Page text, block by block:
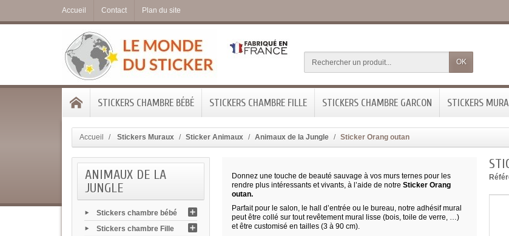
Accueil Contact Plan du site
OK
STICKERS CHAMBRE BÉBÉ STICKERS CHAMBRE FILLE STICKERS CHAMBRE GARCON STICKERS
Accueil Stickers Muraux Sticker Animaux Animaux de la Jungle Sticker Orang outan
ANIMAUX DE LA
JUNGLE
Stickers chambre bébé
Stickers chambre Fille
Donnez une touche de beauté sauvage à vos murs ternes pour les
rendre plus intéressants et vivants, à l’aide de notreSticker Orang
outan.
Parfait pour le salon, le hall d’entrée ou le bureau, notre adhésif mural
peut être collé sur tout revêtement mural lisse (bois, toile de verre, …)
et être customisé en tailles (3 à 90 cm).